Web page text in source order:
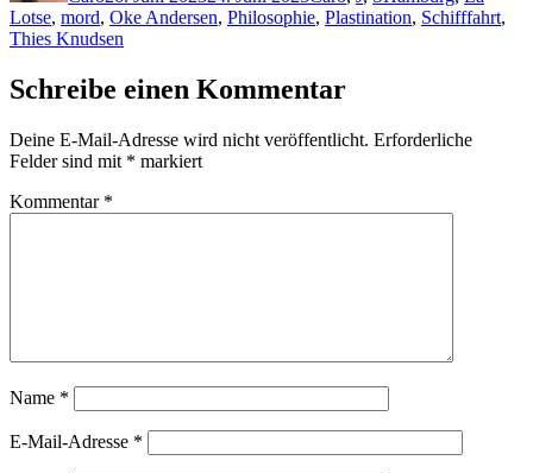
Lotse, mord, Oke Andersen, Philosophie, Plastination, Schifffahrt,
Thies Knudsen
Schreibe einen Kommentar
Deine E-Mail-Adresse wird nicht veröffentlicht. Erforderliche
Felder sind mit * markiert
Kommentar *
Name *
E-Mail-Adresse *